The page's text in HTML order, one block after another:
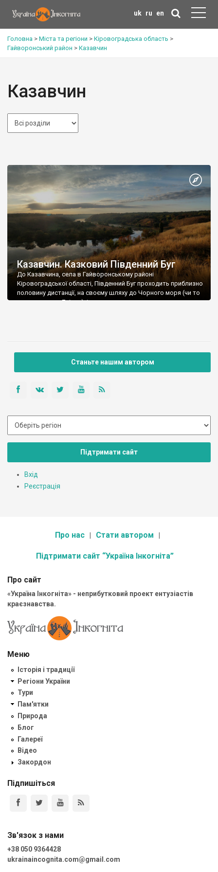
uk ru en
Головна > Міста та регіони > Кіровоградська область >
Гайворонський район > Казавчин
Казавчин
Казавчин. Казковий Південний Буг
До Казавчина, села в Гайворонському районі
Кіровоградської області, Південний Буг проходить приблизно
половину дистанції, на своєму шляху до Чорного моря (чи то
пак до лиману Дніпра), і саме тут, н
Станьте нашим автором
Підтримати сайт
Вхід
Реєстрація
Про нас Стати автором
Підтримати сайт “Україна Інкогніта”
Про сайт
«Україна Інкогніта» - неприбутковий проект ентузіастів
краєзнавства.
Меню
Історія і традиції
Регіони України
Тури
Пам'ятки
Природа
Блог
Галереї
Відео
Закордон
Підпишіться
Зв'язок з нами
+38 050 9364428
ukrainaincognita.com@gmail.com